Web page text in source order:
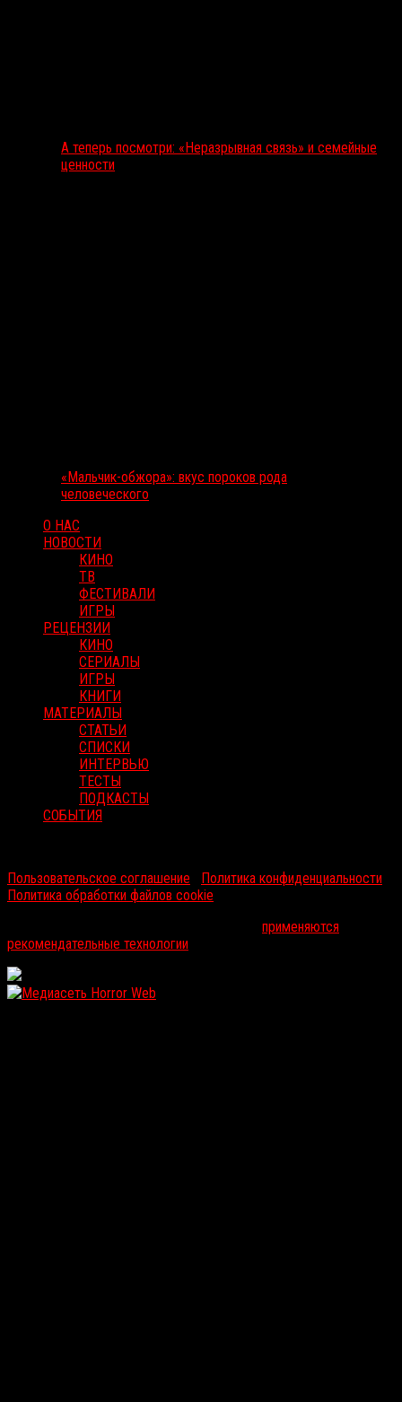
А теперь посмотри: «Неразрывная связь» и семейные
ценности
«Мальчик-обжора»: вкус пороков рода
человеческого
О НАС
НОВОСТИ
КИНО
ТВ
ФЕСТИВАЛИ
ИГРЫ
РЕЦЕНЗИИ
КИНО
СЕРИАЛЫ
ИГРЫ
КНИГИ
МАТЕРИАЛЫ
СТАТЬИ
СПИСКИ
ИНТЕРВЬЮ
ТЕСТЫ
ПОДКАСТЫ
СОБЫТИЯ
Пользовательское соглашение
Политика конфиденциальности
Политика обработки файлов cookie
применяются
рекомендательные технологии